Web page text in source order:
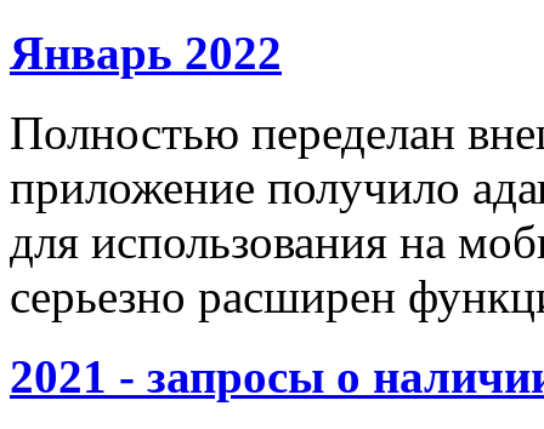
Январь 2022
Полностью переделан
приложение получило
для использования на
серьезно расширен
2021 - запросы о